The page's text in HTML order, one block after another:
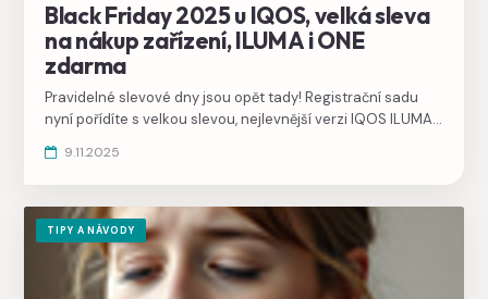
Black Friday 2025 u IQOS, velká sleva
na nákup zařízení, ILUMA i ONE
zdarma
Pravidelné slevové dny jsou opět tady! Registrační sadu
nyní pořídíte s velkou slevou, nejlevnější verzi IQOS ILUMA i
9.11.2025
TIPY A NÁVODY